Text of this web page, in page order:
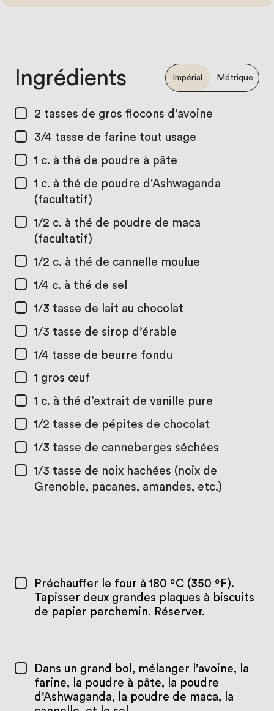
Ingrédients Impérial Métrique
2 tasses de gros flocons d’avoine
3/4 tasse de farine tout usage
1 c. à thé de poudre à pâte
1 c. à thé de poudre d'Ashwaganda
(facultatif)
1/2 c. à thé de poudre de maca
(facultatif)
1/2 c. à thé de cannelle moulue
1/4 c. à thé de sel
1/3 tasse de lait au chocolat
1/3 tasse de sirop d’érable
1/4 tasse de beurre fondu
1 gros œuf
1 c. à thé d’extrait de vanille pure
1/2 tasse de pépites de chocolat
1/3 tasse de canneberges séchées
1/3 tasse de noix hachées (noix de
Grenoble, pacanes, amandes, etc.)
Préchauffer le four à 180 ºC (350 ºF).
Tapisser deux grandes plaques à biscuits
de papier parchemin. Réserver.
Dans un grand bol, mélanger l’avoine, la
farine, la poudre à pâte, la poudre
d’Ashwaganda, la poudre de maca, la